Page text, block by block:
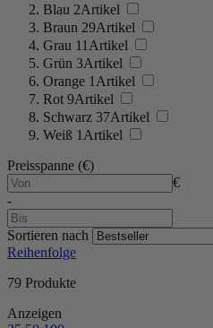
Blau 2Artikel
Braun 29Artikel
Grau 11 Artikel
Grün 3Artikel
Orange 1 Artikel
Rot 9Artikel
Schwarz 37Artikel
Weiß 1 Artikel
Preisspanne (€)
€
-
Sortieren nach
Reihenfolge
79 Produkte
Anzeigen